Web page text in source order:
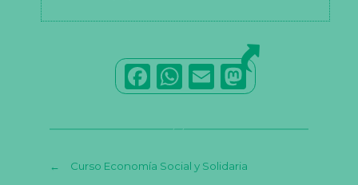
F
a
c
b
W
h
a
A
E
m
ai
M
a
st
←
Curso Economía Social y Solidaria